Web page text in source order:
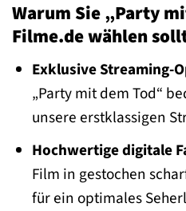
Warum Sie „Party
Filme.de wählen
Exklusive Streaming-
„Party mit dem Tod“
unsere erstklassigen
Hochwertige digitale
Film in gestochen
für ein optimales